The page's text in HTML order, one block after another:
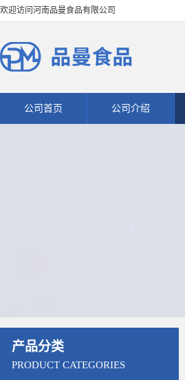
欢迎访问河南品曼食品有限公司
公司首页 公司介绍
产品分类
PRODUCT CATEGORIES